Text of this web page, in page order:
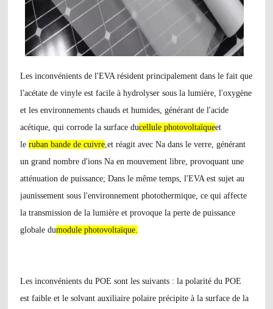
Les inconvénients de l'EVA résident principalement dans le fait que
l'acétate de vinyle est facile à hydrolyser sous la lumière, l'oxygène
et les environnements chauds et humides, générant de l'acide
acétique, qui corrode la surface ducellule photovoltaïqueet
le rubanbande de cuivre ,et réagit avec Na dans le verre, générant
un grand nombre d'ions Na en mouvement libre, provoquant une
atténuation de puissance; Dans le même temps, l'EVA est sujet au
jaunissement sous l'environnement photothermique, ce qui affecte
la transmission de la lumière et provoque la perte de puissance
globale dumodule photovoltaïque.
Les inconvénients du POE sont les suivants : la polarité du POE
est faible et le solvant auxiliaire polaire précipite à la surface de la